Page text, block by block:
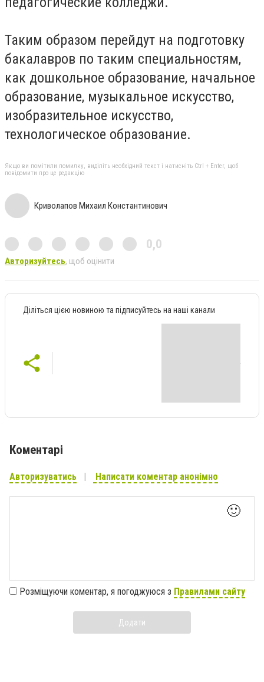
Таким образом перейдут на подготовку
бакалавров по таким специальностям,
как дошкольное образование, начальное
образование, музыкальное искусство,
изобразительное искусство,
технологическое образование.
Якщо ви помітили помилку, виділіть необхідний текст і натисніть Ctrl + Enter, щоб
повідомити про це редакцію
Криволапов Михаил Константинович
0,0
Авторизуйтесь, щоб оцінити
Діліться цією новиною та підписуйтесь на наші канали
Коментарі
Авторизуватись Написати коментар анонімно
🙂
Розміщуючи коментар, я погоджуюся з Правилами сайту
Додати